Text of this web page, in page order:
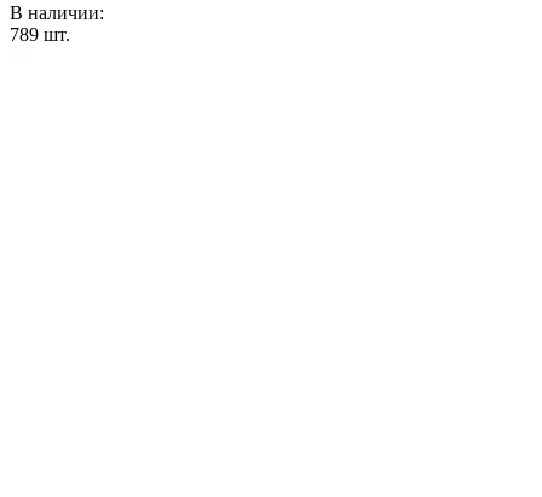
В наличии:
789 шт.